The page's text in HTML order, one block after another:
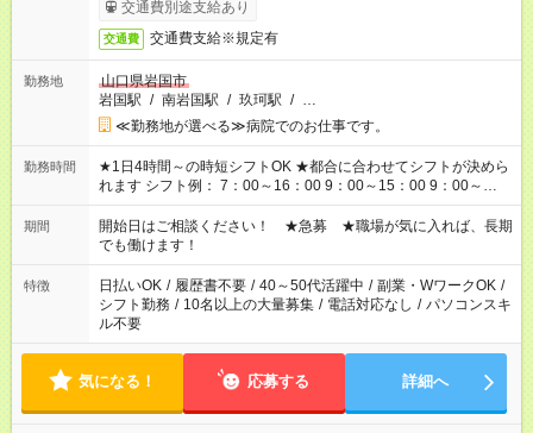
交通費別途支給あり
交通費 交通費支給※規定有
勤務地
山口県岩国市
岩国駅 / 南岩国駅 / 玖珂駅 / …
≪勤務地が選べる≫病院でのお仕事です。
勤務時間
★1日4時間～の時短シフトOK ★都合に合わせてシフトが決めら
れます シフト例： 7：00～16：00 9：00～15：00 9：00～
18：00 11：00～20：00 など ※Wワークの場合、他のお仕事と
合わせ週40時間超の就業はご案内できません ※法令に基づき、
週20時間以上勤務は社会保険への加入対象となります ※労働者
派遣法（日雇い派遣の原則禁止）により、短時間・短期間の就
業はご案内が難しい場合があります
期間
開始日はご相談ください！ ★急募 ★職場が気に入れば、長期
でも働けます！
特徴 日払いOK / 履歴書不要 / 40～50代活躍中 / 副業・WワークOK /
シフト勤務 / 10名以上の大量募集 / 電話対応なし / パソコンスキ
ル不要
気になる！ 応募する 詳細へ